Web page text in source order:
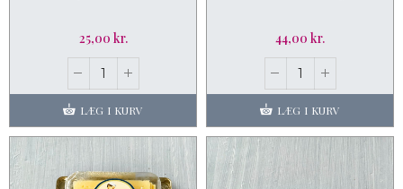
25,00 kr.
LÆG I KURV
44,00 kr.
LÆG I KURV